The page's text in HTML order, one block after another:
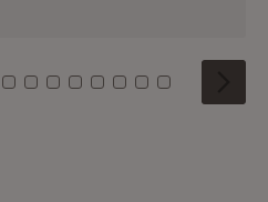
2 3 4
Kachel: 5
Zu Kachel: 6
Zu Kachel: 7
Zu Kachel: 8
Zu Kachel: 9
Zu Kachel: 10
Zu Kachel: 11
Zu Kachel: 12
Zu Kachel: